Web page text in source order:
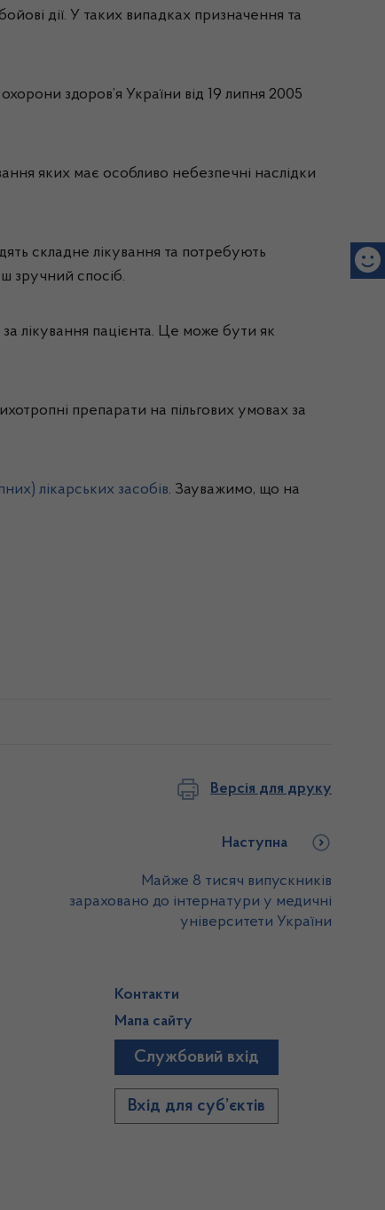
дії. У таких випадках призначення та
здоров’я України від 19 липня 2005
яких має особливо небезпечні наслідки
складне лікування та потребують
зручний спосіб.
лікування пацієнта. Це може бути як
препарати на пільгових умовах за
лікарських засобів. Зауважимо, що на
Версія для друку
Наступна
Майже 8 тисяч випускників
зараховано до інтернатури у медичні
університети України
Контакти
Мапа сайту
Службовий вхід
Вхід для суб’єктів